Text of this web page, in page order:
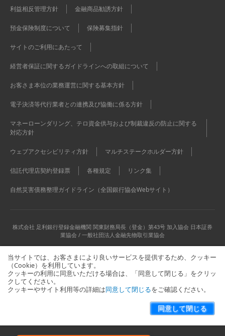
利益相反管理方針 金融商品勧誘方針
預金保険制度について 保険募集指針
サイトのご利用にあたって
経営者保証に関するガイドラインへの取組について
お客さま本位の業務運営に関する基本方針
電子決済等代行業者との連携及び協働に係る方針
マネーローンダリング、テロ資金供与および制裁違反の防止に関する
対応方針
ウェブアクセシビリティ方針 マルチステークホルダー方針
信託代理店契約登録票 各種規定 リンク集
自然災害債務整理ガイドライン（全国銀行協会Webサイト）
株式会社 足利銀行登録金融機関 関東財務局長（登金）第43号 加入協会 日本証券
業協会 / 一般社団法人金融先物取引業協会
Copyright © The Ashikaga Bank, Ltd. All Rights Reserved.
当サイトでは、お客さまにより良いサービスを提供するため、クッキー
（Cookie）を利用しています。
クッキーの利用に同意いただける場合は、「同意して閉じる」をクリッ
クしてください。
クッキーやサイト利用等の詳細は同意して閉じるをご確認ください。
同意して閉じる